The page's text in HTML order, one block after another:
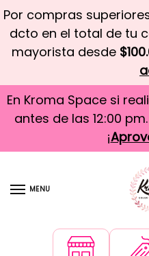
Por compras
dcto en el total de tu
mayorista desde
En Kroma Space si
antes de las 12:00
¡
MENU